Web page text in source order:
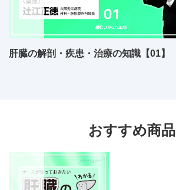
肝臓の解剖・疾患・治療の知識【01】
おすすめ商品